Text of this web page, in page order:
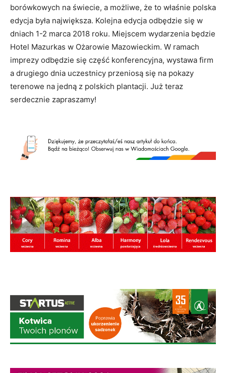
borówkowych na świecie, a możliwe, że to właśnie polska
edycja była największa. Kolejna edycja odbędzie się w
dniach 1-2 marca 2018 roku. Miejscem wydarzenia będzie
Hotel Mazurkas w Ożarowie Mazowieckim. W ramach
imprezy odbędzie się część konferencyjna, wystawa firm
a drugiego dnia uczestnicy przeniosą się na pokazy
terenowe na jedną z polskich plantacji. Już teraz
serdecznie zapraszamy!